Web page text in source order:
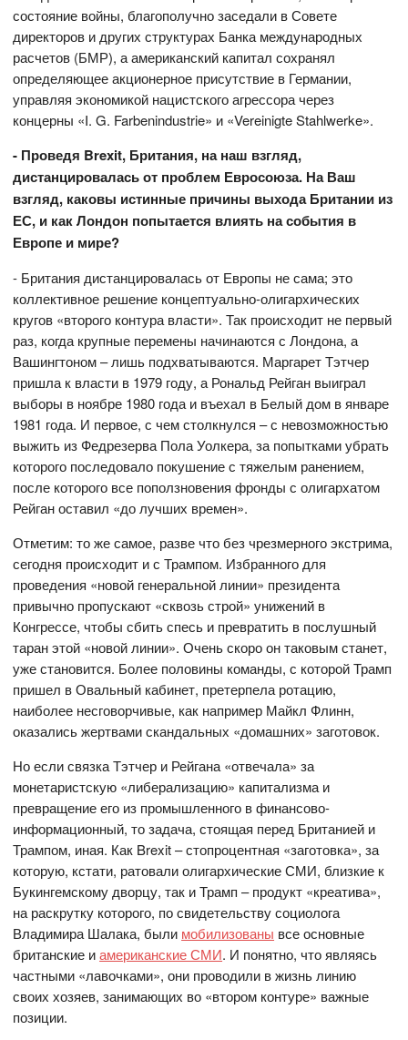
состояние войны, благополучно заседали в Совете
директоров и других структурах Банка международных
расчетов (БМР), а американский капитал сохранял
определяющее акционерное присутствие в Германии,
управляя экономикой нацистского агрессора через
концерны «I. G. Farbenindustrie» и «Vereinigte Stahlwerke».
- Проведя Brexit, Британия, на наш взгляд,
дистанцировалась от проблем Евросоюза. На Ваш
взгляд, каковы истинные причины выхода Британии из
ЕС, и как Лондон попытается влиять на события в
Европе и мире?
- Британия дистанцировалась от Европы не сама; это
коллективное решение концептуально-олигархических
кругов «второго контура власти». Так происходит не первый
раз, когда крупные перемены начинаются с Лондона, а
Вашингтоном – лишь подхватываются. Маргарет Тэтчер
пришла к власти в 1979 году, а Рональд Рейган выиграл
выборы в ноябре 1980 года и въехал в Белый дом в январе
1981 года. И первое, с чем столкнулся – с невозможностью
выжить из Федрезерва Пола Уолкера, за попытками убрать
которого последовало покушение с тяжелым ранением,
после которого все поползновения фронды с олигархатом
Рейган оставил «до лучших времен».
Отметим: то же самое, разве что без чрезмерного экстрима,
сегодня происходит и с Трампом. Избранного для
проведения «новой генеральной линии» президента
привычно пропускают «сквозь строй» унижений в
Конгрессе, чтобы сбить спесь и превратить в послушный
таран этой «новой линии». Очень скоро он таковым станет,
уже становится. Более половины команды, с которой Трамп
пришел в Овальный кабинет, претерпела ротацию,
наиболее несговорчивые, как например Майкл Флинн,
оказались жертвами скандальных «домашних» заготовок.
Но если связка Тэтчер и Рейгана «отвечала» за
монетаристскую «либерализацию» капитализма и
превращение его из промышленного в финансово-
информационный, то задача, стоящая перед Британией и
Трампом, иная. Как Brexit – стопроцентная «заготовка», за
которую, кстати, ратовали олигархические СМИ, близкие к
Букингемскому дворцу, так и Трамп – продукт «креатива»,
на раскрутку которого, по свидетельству социолога
Владимира Шалака, были мобилизованы все основные
британские иамериканские СМИ. И понятно, что являясь
частными «лавочками», они проводили в жизнь линию
своих хозяев, занимающих во «втором контуре» важные
позиции.